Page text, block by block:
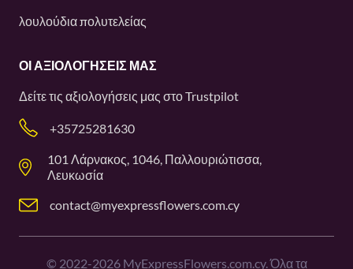
λουλούδια πολυτελείας
ΟΙ ΑΞΙΟΛΟΓΉΣΕΙΣ ΜΑΣ
Δείτε τις αξιολογήσεις μας στοTrustpilot
+35725281630
101 Λάρνακος, 1046, Παλλουριώτισσα,
Λευκωσία
contact@myexpressflowers.com.cy
© 2022-2026MyExpressFlowers.com.cy. Όλα τα